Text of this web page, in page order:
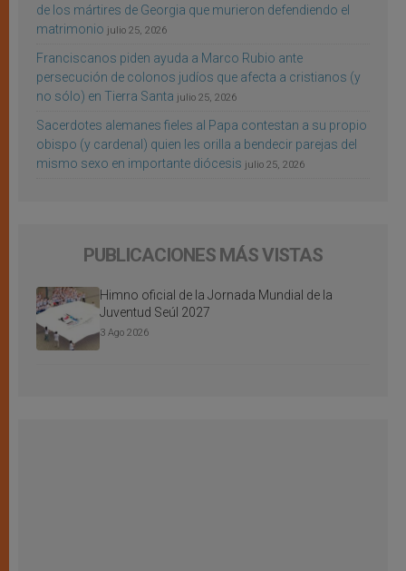
de los mártires de Georgia que murieron defendiendo el
matrimonio julio 25, 2026
Franciscanos piden ayuda a Marco Rubio ante
persecución de colonos judíos que afecta a cristianos (y
no sólo) en Tierra Santa julio 25, 2026
Sacerdotes alemanes fieles al Papa contestan a su propio
obispo (y cardenal) quien les orilla a bendecir parejas del
mismo sexo en importante diócesis julio 25, 2026
PUBLICACIONES MÁS VISTAS
Himno oficial de la Jornada Mundial de la
Juventud Seúl 2027
3 Ago 2026